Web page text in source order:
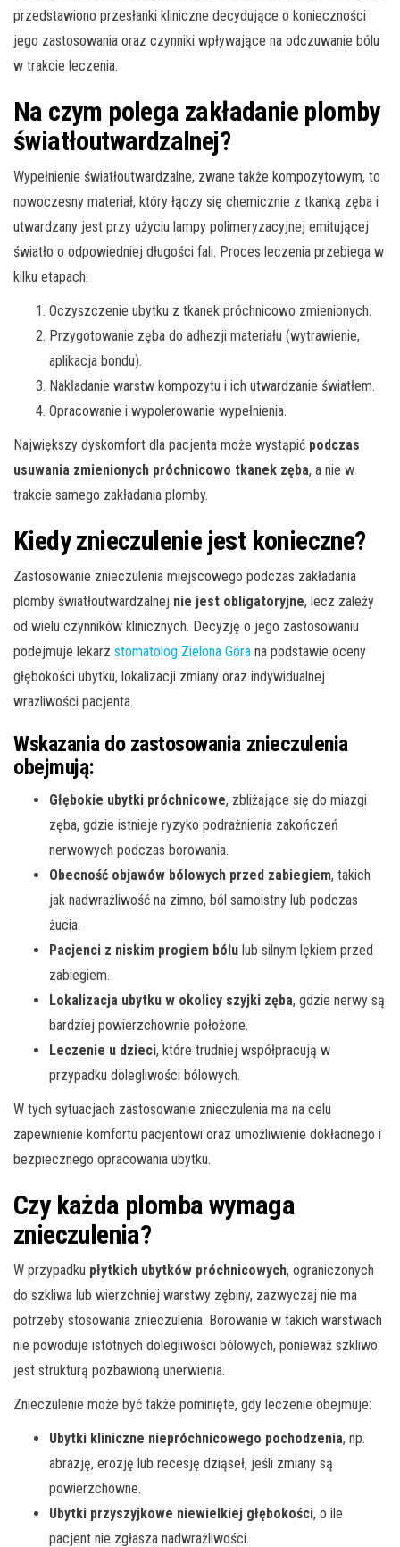
przedstawiono przesłanki kliniczne decydujące o konieczności
jego zastosowania oraz czynniki wpływające na odczuwanie bólu
w trakcie leczenia.
Na czym polega zakładanie plomby
światłoutwardzalnej?
Wypełnienie światłoutwardzalne, zwane także kompozytowym, to
nowoczesny materiał, który łączy się chemicznie z tkanką zęba i
utwardzany jest przy użyciu lampy polimeryzacyjnej emitującej
światło o odpowiedniej długości fali. Proces leczenia przebiega w
kilku etapach:
Oczyszczenie ubytku z tkanek próchnicowo zmienionych.
Przygotowanie zęba do adhezji materiału (wytrawienie,
aplikacja bondu).
Nakładanie warstw kompozytu i ich utwardzanie światłem.
Opracowanie i wypolerowanie wypełnienia.
Największy dyskomfort dla pacjenta może wystąpić podczas
usuwania zmienionych próchnicowo tkanek zęba, a nie w
trakcie samego zakładania plomby.
Kiedy znieczulenie jest konieczne?
Zastosowanie znieczulenia miejscowego podczas zakładania
plomby światłoutwardzalnej nie jest obligatoryjne, lecz zależy
od wielu czynników klinicznych. Decyzję o jego zastosowaniu
podejmuje lekarz stomatolog Zielona Góra na podstawie oceny
głębokości ubytku, lokalizacji zmiany oraz indywidualnej
wrażliwości pacjenta.
Wskazania do zastosowania znieczulenia
obejmują:
Głębokie ubytki próchnicowe, zbliżające się do miazgi
zęba, gdzie istnieje ryzyko podrażnienia zakończeń
nerwowych podczas borowania.
Obecność objawów bólowych przed zabiegiem, takich
jak nadwrażliwość na zimno, ból samoistny lub podczas
żucia.
Pacjenci z niskim progiem bólu lub silnym lękiem przed
zabiegiem.
Lokalizacja ubytku w okolicy szyjki zęba, gdzie nerwy są
bardziej powierzchownie położone.
Leczenie u dzieci, które trudniej współpracują w
przypadku dolegliwości bólowych.
W tych sytuacjach zastosowanie znieczulenia ma na celu
zapewnienie komfortu pacjentowi oraz umożliwienie dokładnego i
bezpiecznego opracowania ubytku.
Czy każda plomba wymaga
znieczulenia?
W przypadku płytkich ubytków próchnicowych, ograniczonych
do szkliwa lub wierzchniej warstwy zębiny, zazwyczaj nie ma
potrzeby stosowania znieczulenia. Borowanie w takich warstwach
nie powoduje istotnych dolegliwości bólowych, ponieważ szkliwo
jest strukturą pozbawioną unerwienia.
Znieczulenie może być także pominięte, gdy leczenie obejmuje:
Ubytki kliniczne niepróchnicowego pochodzenia, np.
abrazję, erozję lub recesję dziąseł, jeśli zmiany są
powierzchowne.
Ubytki przyszyjkowe niewielkiej głębokości, o ile
pacjent nie zgłasza nadwrażliwości.